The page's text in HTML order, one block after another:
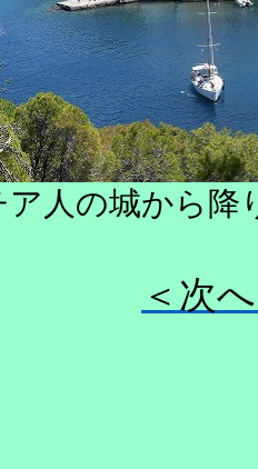
ア人の城から降
＜次